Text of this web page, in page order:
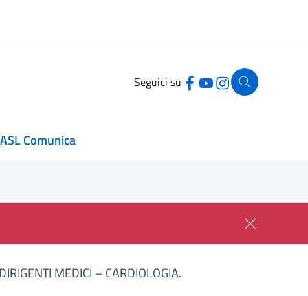
Seguici su
ASL Comunica
MEDICI – CARDIOLOGIA.